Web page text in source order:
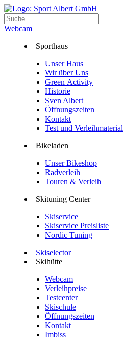
Webcam
Sporthaus
Unser Haus
Wir über Uns
Green Activity
Historie
Sven Albert
Öffnungszeiten
Kontakt
Test und Verleihmaterial
Bikeladen
Unser Bikeshop
Radverleih
Touren & Verleih
Skituning Center
Skiservice
Skiservice Preisliste
Nordic Tuning
Skiselector
Skihütte
Webcam
Verleihpreise
Testcenter
Skischule
Öffnungszeiten
Kontakt
Imbiss